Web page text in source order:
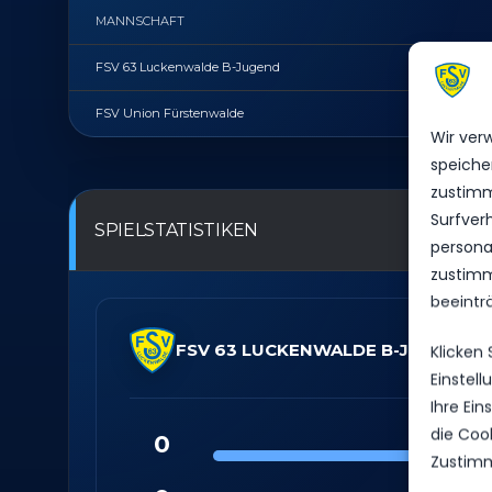
Wir
Klicken
Ihre
die
MANNSCHAFT
FSV 63 Luckenwalde B-Jugend
FSV Union Fürstenwalde
SPIELSTATISTIKEN
FSV 63 LUCKENWALDE B-JUGEND
0